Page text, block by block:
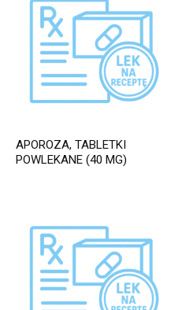
APOROZA, TABLETKI
POWLEKANE (40 MG)